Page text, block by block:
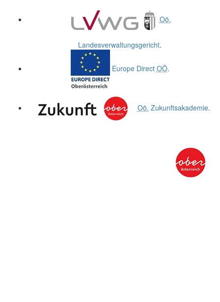
Oö.
Landesverwaltungsgericht.
Europe Direct OÖ.
Oö. Zukunftsakademie.